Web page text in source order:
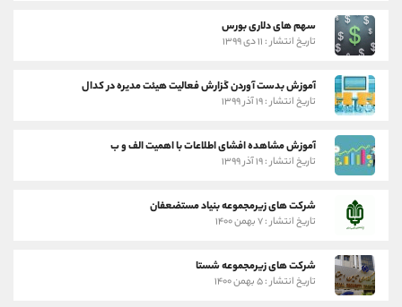
سهم های دلاری بورس
تاریخ انتشار : ۱۱ دی ۱۳۹۹
آموزش بدست آوردن گزارش فعالیت هیئت مدیره در کدال
تاریخ انتشار : ۱۹ آذر ۱۳۹۹
آموزش مشاهده افشای اطلاعات با اهمیت الف و ب
تاریخ انتشار : ۱۹ آذر ۱۳۹۹
شرکت های زیرمجموعه بنیاد مستضعفان
تاریخ انتشار : ۷ بهمن ۱۴۰۰
شرکت های زیرمجموعه شستا
تاریخ انتشار : ۵ بهمن ۱۴۰۰